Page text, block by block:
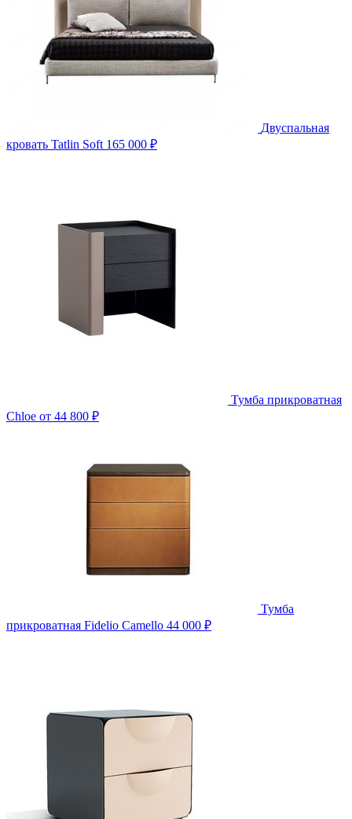
Двуспальная
кровать Tatlin Soft 165 000 ₽
Тумба прикроватная
Chloe от 44 800 ₽
Тумба
прикроватная Fidelio Camello 44 000 ₽